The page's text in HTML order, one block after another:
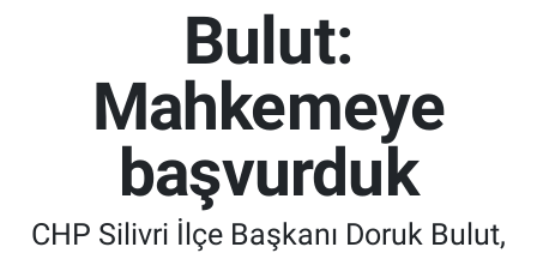
Bulut:
Mahkemeye
başvurduk
CHP Silivri İlçe Başkanı Doruk Bulut,
Belediye
Polemik
İstanbul Namaz Vakitleri
İstanbul Trafik Yoğunluk Haritası
Süper Lig Puan Durumu ve Fikstür
Tüm Manşetler